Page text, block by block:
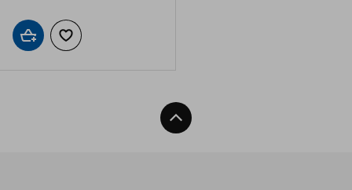
Προσθήκη στο καλάθι
Προσθήκη στα αγαπημένα
Back To Top